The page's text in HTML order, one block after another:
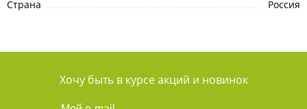
Страна
Россия
Хочу быть в курсе акций и новинок